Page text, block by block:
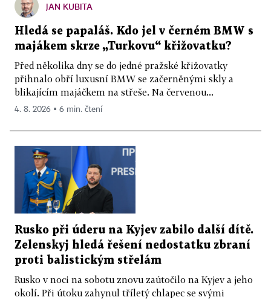
JAN KUBITA
Hledá se papaláš. Kdo jel v černém BMW s
majákem skrze „Turkovu“ křižovatku?
Před několika dny se do jedné pražské křižovatky
přihnalo obří luxusní BMW se začerněnými skly a
blikajícím majáčkem na střeše. Na červenou...
4. 8. 2026 ▪ 6 min. čtení
Rusko při úderu na Kyjev zabilo další dítě.
Zelenskyj hledá řešení nedostatku zbraní
proti balistickým střelám
Rusko v noci na sobotu znovu zaútočilo na Kyjev a jeho
okolí. Při útoku zahynul tříletý chlapec se svými